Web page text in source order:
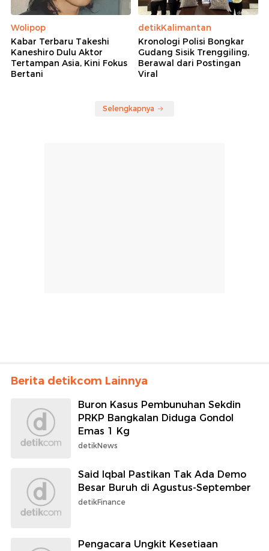
Wolipop
Kabar Terbaru Takeshi
Kaneshiro Dulu Aktor
Tertampan Asia, Kini Fokus
Bertani
detikKalimantan
Kronologi Polisi Bongkar
Gudang Sisik Trenggiling,
Berawal dari Postingan
Viral
Selengkapnya
Berita detikcom Lainnya
Buron Kasus Pembunuhan Sekdin
PRKP Bangkalan Diduga Gondol
Emas 1 Kg
detikNews
Said Iqbal Pastikan Tak Ada Demo
Besar Buruh di Agustus-September
detikFinance
Pengacara Ungkit Kesetiaan